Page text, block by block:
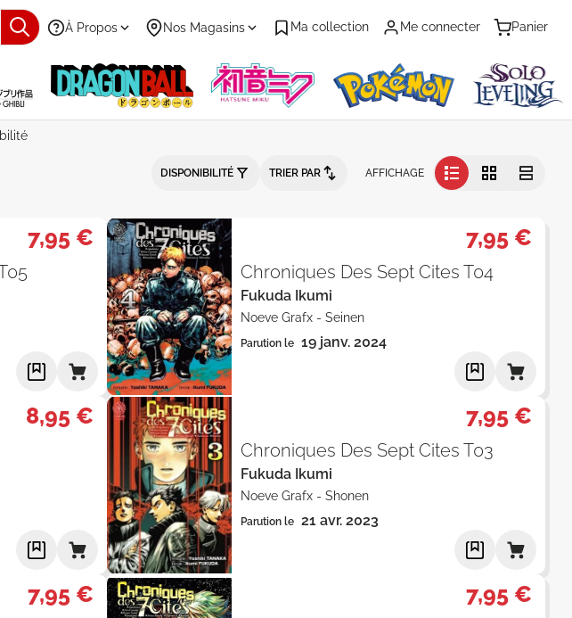
À Propos Nos Magasins Ma collection Me connecter Panier
disponibilité - Par Date de parution -
DISPONIBILITÉ TRIER PAR AFFICHAGE
7,95 € 7,95 €
Chroniques Des Sept Cites T04
Fukuda Ikumi
Noeve Grafx - Seinen
Parution le 19 janv. 2024
8,95 € 7,95 €
Chroniques Des Sept Cites T03
Fukuda Ikumi
Noeve Grafx - Shonen
Parution le 21 avr. 2023
7,95 € 7,95 €